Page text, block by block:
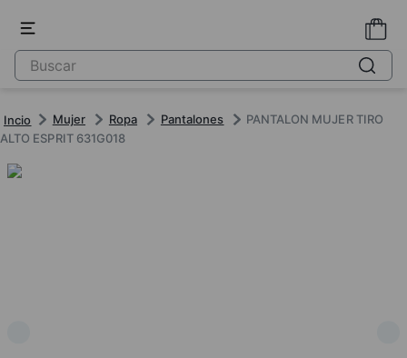
Mujer Ropa Pantalones
PANTALON MUJER TIRO
ALTO ESPRIT 631G018